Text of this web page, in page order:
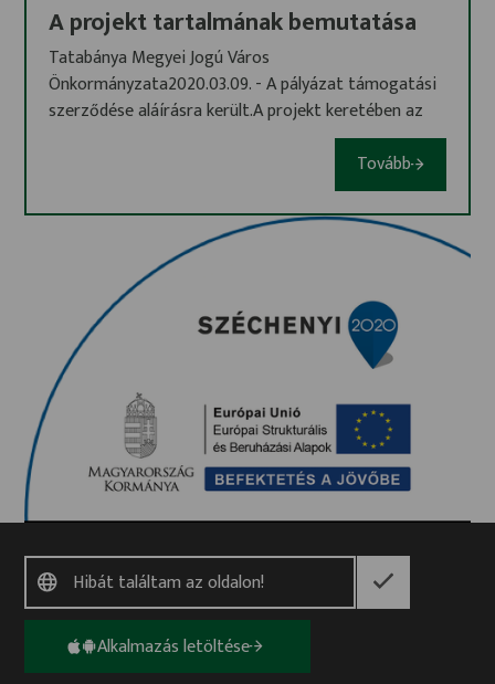
A projekt tartalmának bemutatása
Tatabánya Megyei Jogú Város
Önkormányzata2020.03.09. - A pályázat támogatási
szerződése aláírásra került.A projekt keretében az
önkormányzati tulajdonban lévő A Vértes Agorája
(2800 Tatabánya, Szent Borbála u. 1.sz.; (11204/22
hrsz.) épület energetikai korszerűsítése valósul meg.
A projektben megvalósítani tervezett, maximum
háztartási méretű kiserőmű (HMKE) 50 kW
nagyságú fotovillamos rendszer kialakítása saját
villamosenergia-igény kielégítése céljából történik
meg.Az érintett épület nagy elektromos energia
fogyasztó, így a megengedett maximális kapacitású
napelemes rendszerrel számolunk, amely olyan
mennyiségű megújuló elektromos energia
előállítására képes, amely jelentősen hozzájárul a
országosan mért üvegházhatású gázok
kibocsájtásának csökkentéséhez. A projekt az
2020 program keretében valósul meg.A teljes projekt
tervezett befejezési dátuma: 2023.12.15.Záró
sajtóközleményA projektről bővebben Tatabánya
Megyei Jogú Város Polgármesteri Hivatala –
Stratégiai és Monitoring Iroda(telefon: 34/515-700
Tovább
Alkalmazás letöltése